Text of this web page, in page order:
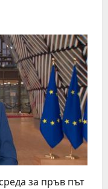
за пръв път